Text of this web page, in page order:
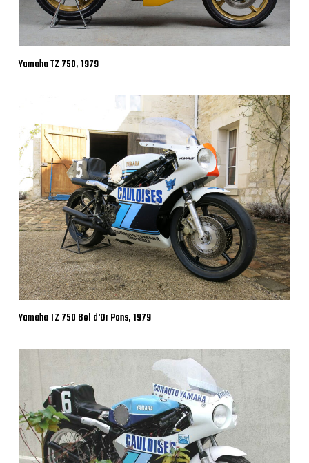
Yamaha TZ 750, 1979
Yamaha TZ 750 Bol d'Or Pons, 1979